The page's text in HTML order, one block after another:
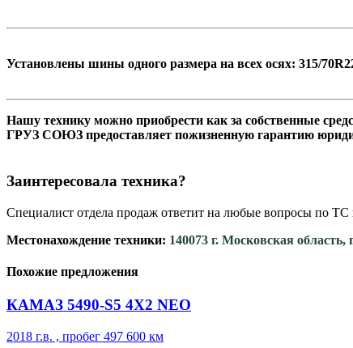
Установлены шины одного размера на всех осях: 315/
Нашу технику можно приобрести как за
ГРУЗ СОЮЗ предоставляет
Заинтересовала техника?
Специалист отдела продаж ответит на любые вопросы по
Местонахождение техники: 140073 г. Московская
Похожие предложения
КАМАЗ 5490-S5 4Х2 NEO
2018 г.в. , пробег 497 600 км